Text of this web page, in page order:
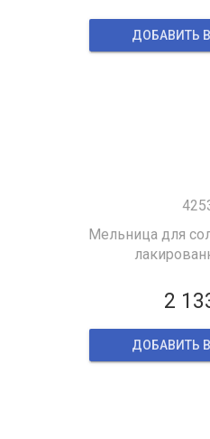
ДОБАВИТЬ
Мельница для
2
ДОБАВИТЬ